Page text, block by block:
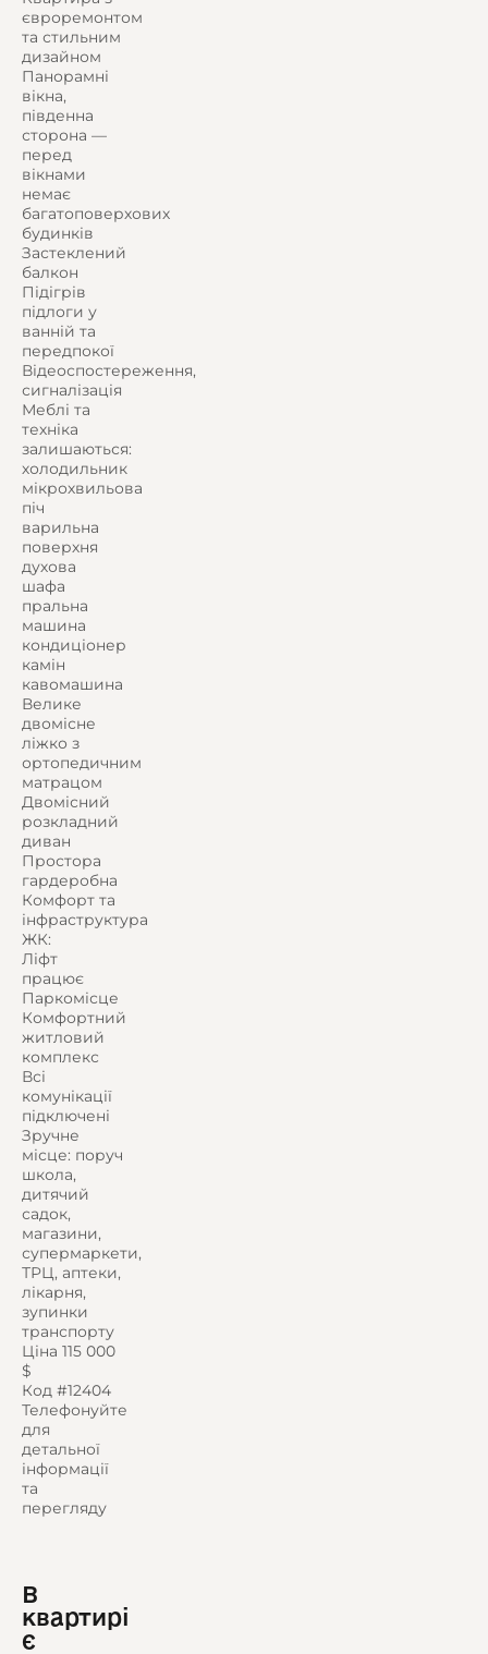
євроремонтом
та стильним
дизайном
Панорамні
вікна,
південна
сторона —
перед
вікнами
немає
багатоповерхових
будинків
Застеклений
балкон
Підігрів
підлоги у
ванній та
передпокої
Відеоспостереження,
сигналізація
Меблі та
техніка
залишаються:
холодильник
мікрохвильова
піч
варильна
поверхня
духова
шафа
пральна
машина
кондиціонер
камін
кавомашина
Велике
двомісне
ліжко з
ортопедичним
матрацом
Двомісний
розкладний
диван
Простора
гардеробна
Комфорт та
інфраструктура
ЖК:
Ліфт
працює
Паркомісце
Комфортний
житловий
комплекс
Всі
комунікації
підключені
Зручне
місце: поруч
школа,
дитячий
садок,
магазини,
супермаркети,
ТРЦ, аптеки,
лікарня,
зупинки
транспорту
Ціна 115 000
$
Код #12404
Телефонуйте
для
детальної
інформації
та
перегляду
В
квартирі
є